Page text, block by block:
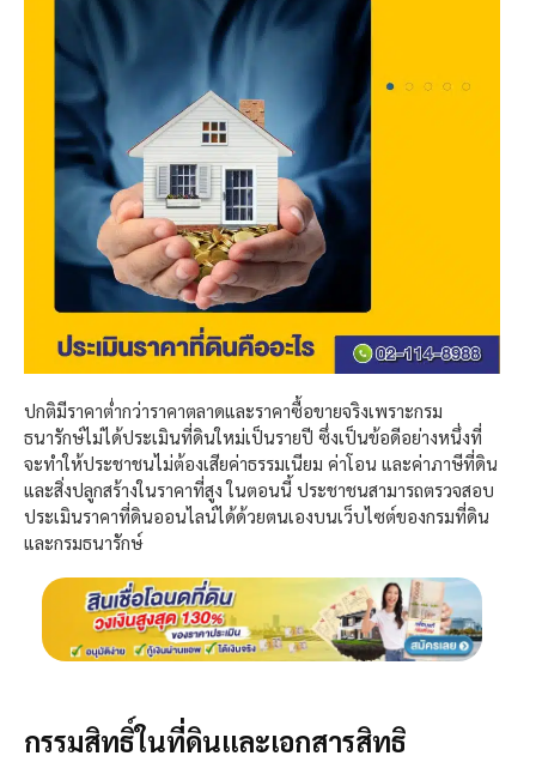
ปกติมีราคาต่ำกว่าราคาตลาดและราคาซื้อขายจริงเพราะกรม
ธนารักษ์ไม่ได้ประเมินที่ดินใหม่เป็นรายปี ซึ่งเป็นข้อดีอย่างหนึ่งที่
จะทำให้ประชาชนไม่ต้องเสียค่าธรรมเนียม ค่าโอน และค่าภาษีที่ดิน
และสิ่งปลูกสร้างในราคาที่สูง ในตอนนี้ ประชาชนสามารถตรวจสอบ
ประเมินราคาที่ดินออนไลน์ได้ด้วยตนเองบนเว็บไซต์ของกรมที่ดิน
และกรมธนารักษ์
กรรมสิทธิ์ในที่ดินและเอกสารสิทธิ